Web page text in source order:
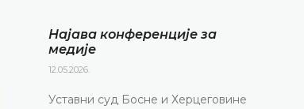
Најава конференције за
медије
12.05.2026.
Уставни суд Босне и Херцеговине